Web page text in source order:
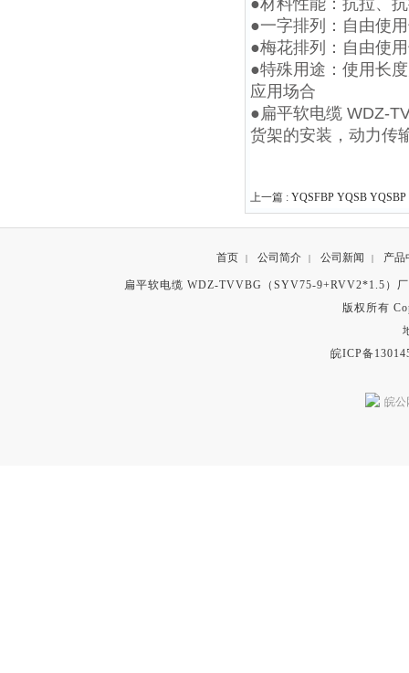
●材料性能：抗拉、
●一字排列：自由使
●梅花排列：自由使
●特殊用途：使用长
应用场合
●扁平软电缆 WDZ-
货架的安装，动力传
上一篇 : YQSFBP YQSB
首页 | 公司简介 | 公司新闻 | 产品
扁平软电缆 WDZ-TVVBG（SYV75-9+RVV2*1.5）
版权所有
皖ICP备
皖公